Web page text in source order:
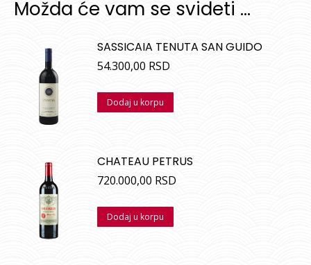
Možda će vam se svideti …
SASSICAIA TENUTA SAN GUIDO
54.300,00 RSD
Dodaj u korpu
CHATEAU PETRUS
720.000,00 RSD
Dodaj u korpu